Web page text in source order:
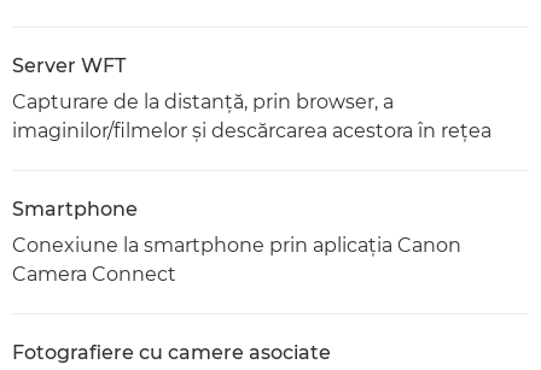
Server WFT
Capturare de la distanţă, prin browser, a
imaginilor/filmelor şi descărcarea acestora în reţea
Smartphone
Conexiune la smartphone prin aplicaţia Canon
Camera Connect
Fotografiere cu camere asociate